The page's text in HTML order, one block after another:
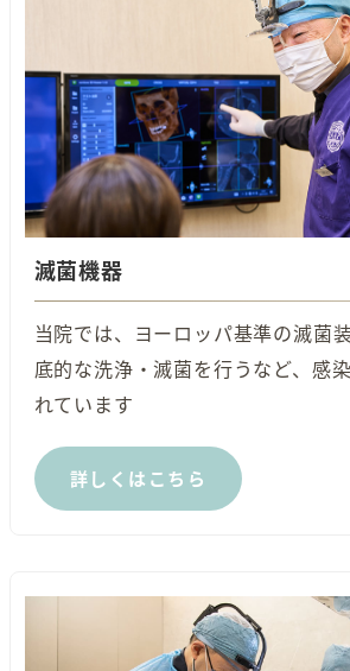
滅菌機器
当院では、ヨーロッパ基準の滅菌
底的な洗浄・滅菌を行うなど、感
れています
詳しくはこちら